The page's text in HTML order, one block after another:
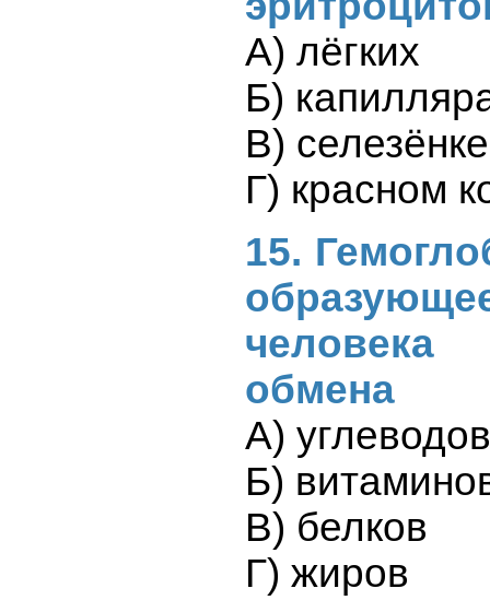
А) лёгких
Б)
В)
Г) красном
15.
человека
обмена
А) углеводов
Б)
В) белков
Г) жиров